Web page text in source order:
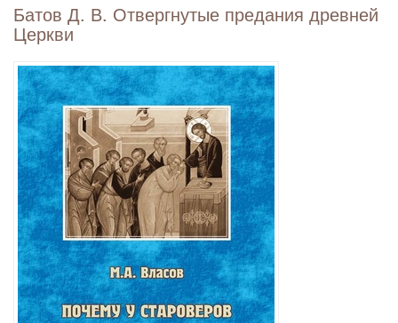
Батов Д. В. Отвергнутые предания древней
Церкви